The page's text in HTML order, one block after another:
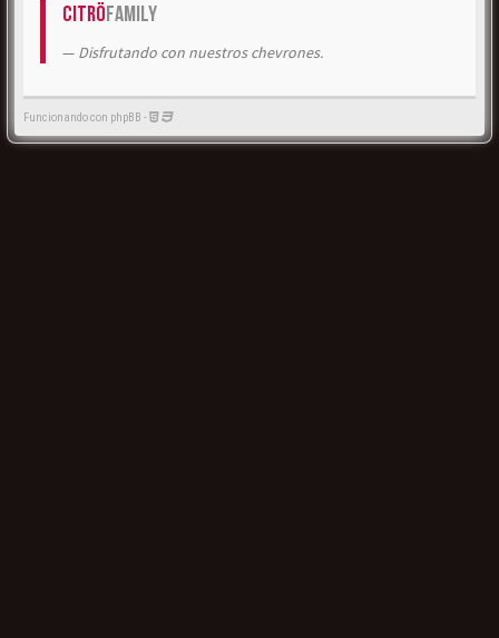
CitröFamily
Disfrutando con nuestros chevrones.
Funcionando con phpBB -